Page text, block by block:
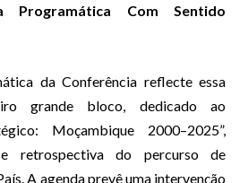
Programática Com Sentido
da Conferência reflecte essa
grande bloco, dedicado ao
Moçambique 2000–2025”,
retrospectiva do percurso de
A agenda prevê uma intervenção